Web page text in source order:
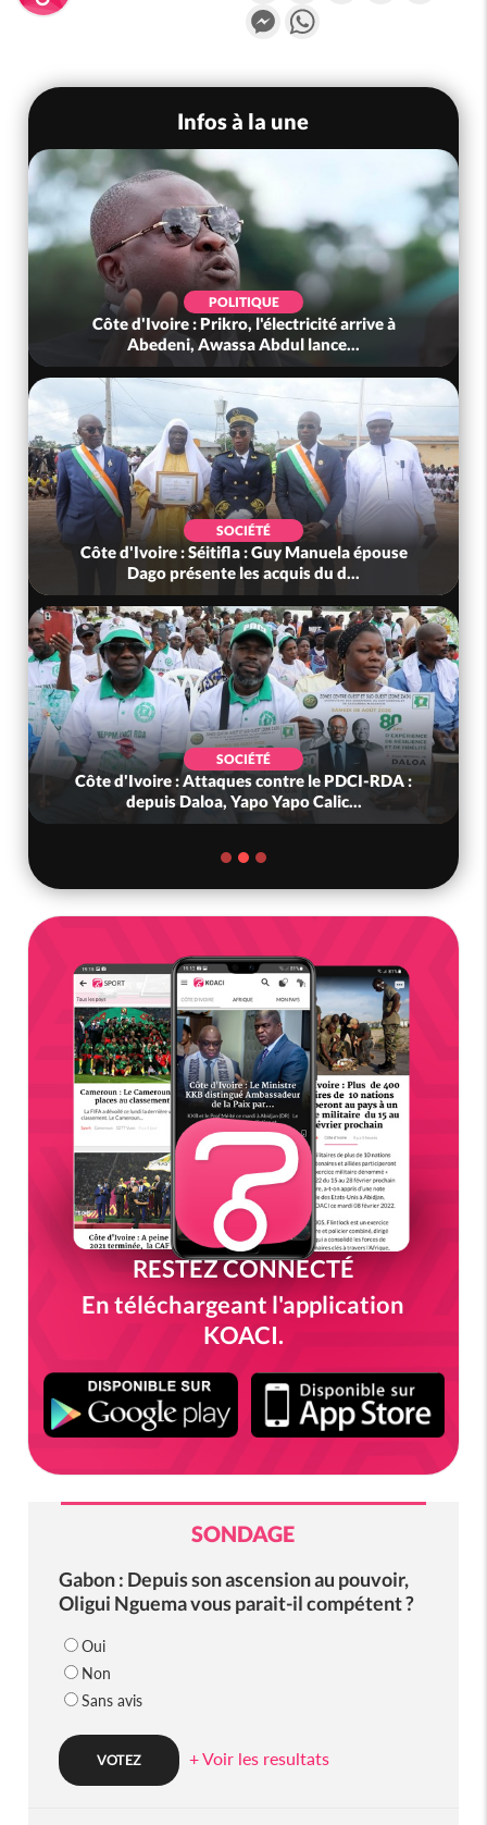
Messenger
Infos à la une
POLITIQUE
Côte d'Ivoire : Prikro, l'électricité arrive à
Abedeni, Awassa Abdul lance...
SOCIÉTÉ
Côte d'Ivoire : Séitifla : Guy Manuela épouse
Dago présente les acquis du d...
SOCIÉTÉ
Côte d'Ivoire : Attaques contre le PDCI-RDA :
depuis Daloa, Yapo Yapo Calic...
RESTEZ CONNECTÉ
En téléchargeant l'application
KOACI.
SONDAGE
Gabon : Depuis son ascension au pouvoir,
Oligui Nguema vous parait-il compétent ?
Oui
Non
Sans avis
+ Voir les resultats